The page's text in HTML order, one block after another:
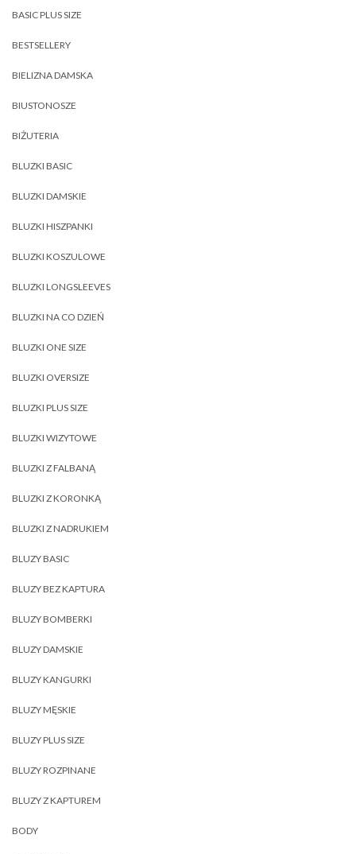
BASIC PLUS SIZE
BESTSELLERY
BIELIZNA DAMSKA
BIUSTONOSZE
BIŻUTERIA
BLUZKI BASIC
BLUZKI DAMSKIE
BLUZKI HISZPANKI
BLUZKI KOSZULOWE
BLUZKI LONGSLEEVES
BLUZKI NA CO DZIEŃ
BLUZKI ONE SIZE
BLUZKI OVERSIZE
BLUZKI PLUS SIZE
BLUZKI WIZYTOWE
BLUZKI Z FALBANĄ
BLUZKI Z KORONKĄ
BLUZKI Z NADRUKIEM
BLUZY BASIC
BLUZY BEZ KAPTURA
BLUZY BOMBERKI
BLUZY DAMSKIE
BLUZY KANGURKI
BLUZY MĘSKIE
BLUZY PLUS SIZE
BLUZY ROZPINANE
BLUZY Z KAPTUREM
BODY